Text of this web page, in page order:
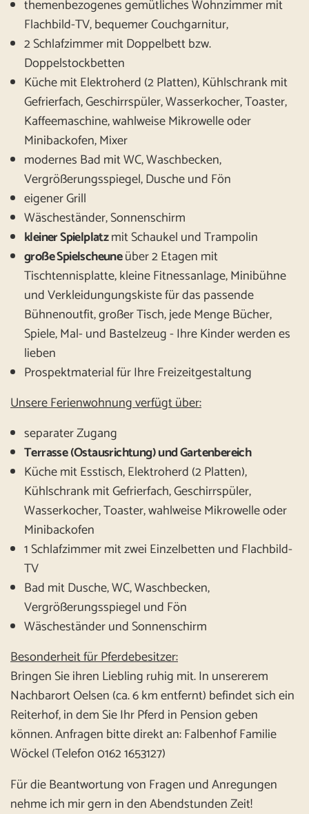
themenbezogenes gemütliches Wohnzimmer mit
Flachbild-TV, bequemer Couchgarnitur,
2 Schlafzimmer mit Doppelbett bzw.
Doppelstockbetten
Küche mit Elektroherd (2 Platten), Kühlschrank mit
Gefrierfach, Geschirrspüler, Wasserkocher, Toaster,
Kaffeemaschine, wahlweise Mikrowelle oder
Minibackofen, Mixer
modernes Bad mit WC, Waschbecken,
Vergrößerungsspiegel, Dusche und Fön
eigener Grill
Wäscheständer, Sonnenschirm
kleiner Spielplatzmit Schaukel und Trampolin
große Spielscheuneüber 2 Etagen mit
Tischtennisplatte, kleine Fitnessanlage, Minibühne
und Verkleidungungskiste für das passende
Bühnenoutfit, großer Tisch, jede Menge Bücher,
Spiele, Mal- und Bastelzeug - Ihre Kinder werden es
lieben
Prospektmaterial für Ihre Freizeitgestaltung
Unsere Ferienwohnung verfügt über:
separater Zugang
Terrasse (Ostausrichtung) und Gartenbereich
Küche mit Esstisch, Elektroherd (2 Platten),
Kühlschrank mit Gefrierfach, Geschirrspüler,
Wasserkocher, Toaster, wahlweise Mikrowelle oder
Minibackofen
1 Schlafzimmer mit zwei Einzelbetten und Flachbild-
TV
Bad mit Dusche, WC, Waschbecken,
Vergrößerungsspiegel und Fön
Wäscheständer und Sonnenschirm
Besonderheit für Pferdebesitzer:
Bringen Sie ihren Liebling ruhig mit. In unsererem
Nachbarort Oelsen (ca. 6 km entfernt) befindet sich ein
Reiterhof, in dem Sie Ihr Pferd in Pension geben
können. Anfragen bitte direkt an: Falbenhof Familie
Wöckel (Telefon 0162 1653127)
Für die Beantwortung von Fragen und Anregungen
nehme ich mir gern in den Abendstunden Zeit!